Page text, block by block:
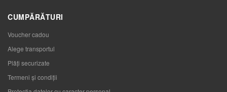
CUMPĂRĂTURI
Voucher cadou
Alege transportul
Plăți securizate
Termeni și condiții